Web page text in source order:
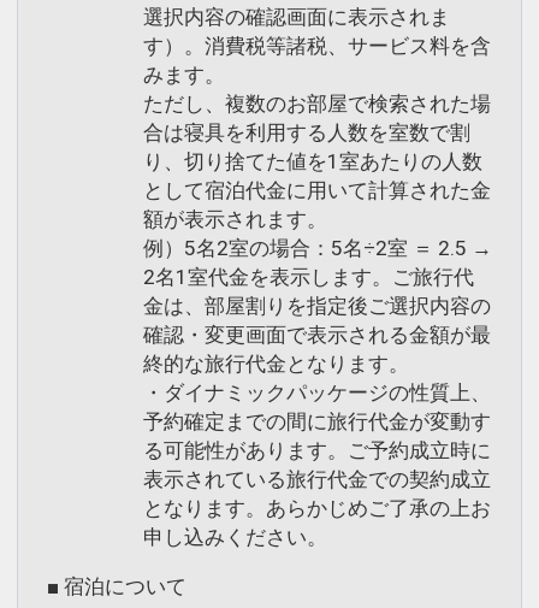
選択内容の確認画面に表示されま
す）。消費税等諸税、サービス料を含
みます。
ただし、複数のお部屋で検索された場
合は寝具を利用する人数を室数で割
り、切り捨てた値を1室あたりの人数
として宿泊代金に用いて計算された金
額が表示されます。
例）5名2室の場合：5名÷2室 ＝ 2.5 →
2名1室代金を表示します。ご旅行代
金は、部屋割りを指定後ご選択内容の
確認・変更画面で表示される金額が最
終的な旅行代金となります。
・ダイナミックパッケージの性質上、
予約確定までの間に旅行代金が変動す
る可能性があります。ご予約成立時に
表示されている旅行代金での契約成立
となります。あらかじめご了承の上お
申し込みください。
■ 宿泊について